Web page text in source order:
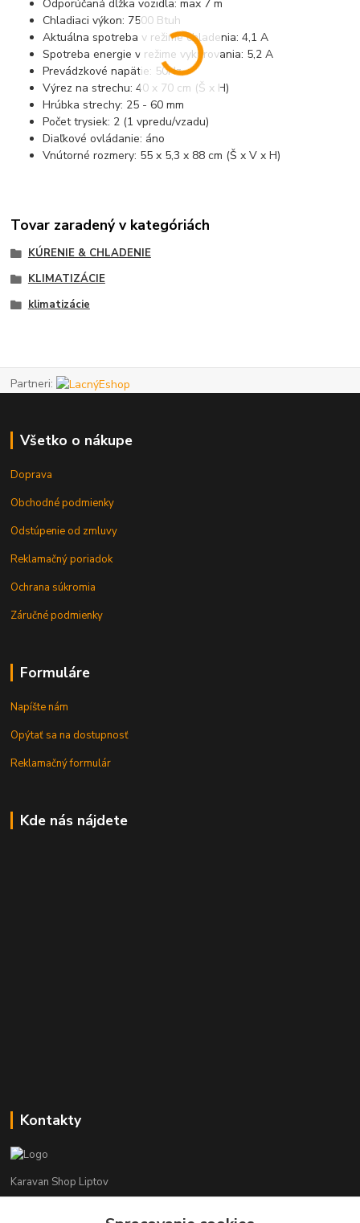
Odporúčaná dĺžka vozidla: max 7 m
Chladiaci výkon: 7500 Btuh
Aktuálna spotreba v režime chladenia: 4,1 A
Spotreba energie v režime vykurovania: 5,2 A
Prevádzkové napätie: 50Hz
Výrez na strechu: 40 x 70 cm (Š x H)
Hrúbka strechy: 25 - 60 mm
Počet trysiek: 2 (1 vpredu/vzadu)
Diaľkové ovládanie: áno
Vnútorné rozmery: 55 x 5,3 x 88 cm (Š x V x H)
Tovar zaradený v kategóriách
KÚRENIE & CHLADENIE
KLIMATIZÁCIE
klimatizácie
Partneri:
Všetko o nákupe
Doprava
Obchodné podmienky
Odstúpenie od zmluvy
Reklamačný poriadok
Ochrana súkromia
Záručné podmienky
Formuláre
Napíšte nám
Opýtať sa na dostupnosť
Reklamačný formulár
Kde nás nájdete
Kontakty
Karavan Shop Liptov